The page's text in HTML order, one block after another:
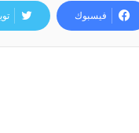
فيسبوك